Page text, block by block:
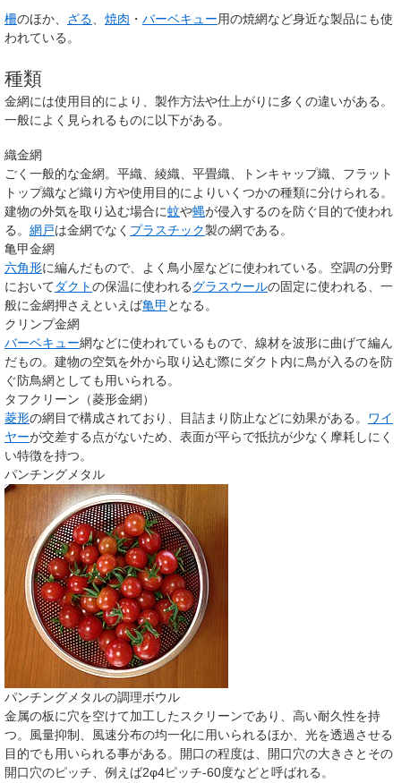
柵のほか、 ざる、 焼肉 ・ バーベキュー用の焼網など身近な製品にも使
われている。
種類
金網には使用目的により、製作方法や仕上がりに多くの違いがある。
一般によく見られるものに以下がある。
織金網
ごく一般的な金網。平織、綾織、平畳織、トンキャップ織、フラット
トップ織など織り方や使用目的によりいくつかの種類に分けられる。
建物の外気を取り込む場合に蚊や蝿が侵入するのを防ぐ目的で使われ
る。 網戸は金網でなく プラスチック製の網である。
亀甲金網
六角形に編んだもので、よく鳥小屋などに使われている。空調の分野
においてダクトの保温に使われるグラスウールの固定に使われる、一
般に金網押さえといえば亀甲 となる。
クリンプ金網
バーベキュー網などに使われているもので、線材を波形に曲げて編ん
だもの。建物の空気を外から取り込む際にダクト内に鳥が入るのを防
ぐ防鳥網としても用いられる。
タフクリーン（菱形金網）
菱形の網目で構成されており、目詰まり防止などに効果がある。 ワイ
ヤーが交差する点がないため、表面が平らで抵抗が少なく摩耗しにく
い特徴を持つ。
パンチングメタル
パンチングメタルの調理ボウル
金属の板に穴を空けて加工したスクリーンであり、高い耐久性を持
つ。風量抑制、風速分布の均一化に用いられるほか、光を透過させる
目的でも用いられる事がある。開口の程度は、開口穴の大きさとその
開口穴のピッチ、例えば2φ4ピッチ-60度などと呼ばれる。